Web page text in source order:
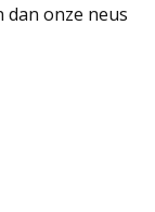
dan onze neus